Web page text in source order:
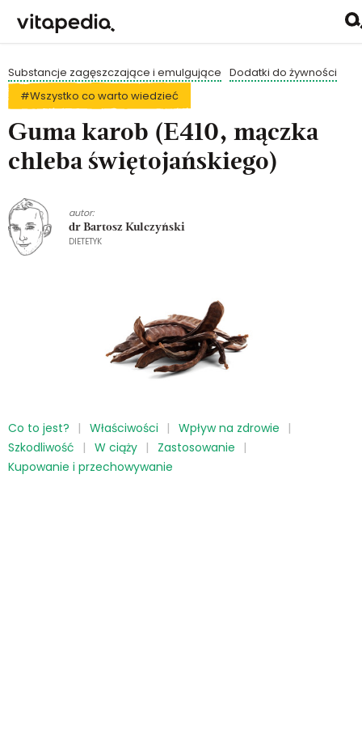
Substancje zagęszczające i emulgujące Dodatki do żywności
#Wszystko co warto wiedzieć
Guma karob (E410, mączka
chleba świętojańskiego)
autor:
dr Bartosz Kulczyński
DIETETYK
Co to jest? Właściwości
Wpływ na zdrowie
Szkodliwość
W ciąży
Zastosowanie
Kupowanie i przechowywanie